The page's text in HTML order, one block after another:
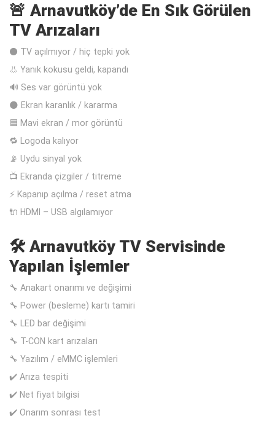
🚨 Arnavutköy’de En Sık Görülen
TV Arızaları
⚫ TV açılmıyor / hiç tepki yok
👃 Yanık kokusu geldi, kapandı
🔊 Ses var görüntü yok
🌑 Ekran karanlık / kararma
🟦 Mavi ekran / mor görüntü
🔁 Logoda kalıyor
📡 Uydu sinyal yok
📺 Ekranda çizgiler / titreme
⚡ Kapanıp açılma / reset atma
🔌 HDMI – USB algılamıyor
🛠️ Arnavutköy TV Servisinde
Yapılan İşlemler
🔧 Anakart onarımı ve değişimi
🔧 Power (besleme) kartı tamiri
🔧 LED bar değişimi
🔧 T-CON kart arızaları
🔧 Yazılım / eMMC işlemleri
✔️ Arıza tespiti
✔️ Net fiyat bilgisi
✔️ Onarım sonrası test